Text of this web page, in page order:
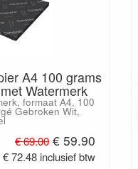
A4 100 grams
Watermerk
formaat A4, 100
Gebroken Wit,
€ 69.00 € 59.90
€ 72.48 inclusief btw